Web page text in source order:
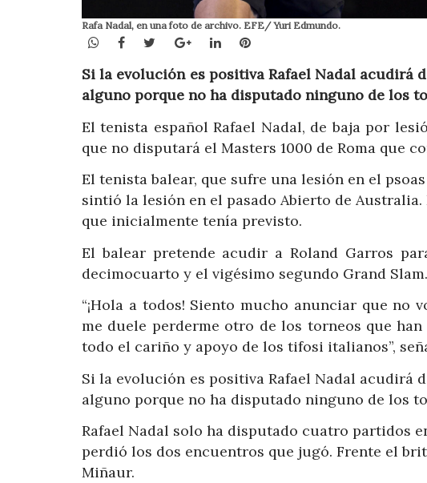
Rafa Nadal, en una foto de archivo. EFE/ Yuri Edmundo.
WhatsApp
Facebook
TwitterGoogle+LinkedInPinterest
Si la evolución es positiva Rafael Nadal acudirá
alguno porque no ha disputado ninguno de los
El tenista español Rafael Nadal, de baja por
que no disputará el Masters 1000 de Roma que
El tenista balear, que sufre una lesión en el
sintió la lesión en el pasado Abierto de
que inicialmente tenía previsto.
El balear pretende acudir a Roland Garros
decimocuarto y el vigésimo segundo Grand Slam.
“¡Hola a todos! Siento mucho anunciar que no
me duele perderme otro de los torneos que
todo el cariño y apoyo de los tifosi italianos”,
Si la evolución es positiva Rafael Nadal acudirá
alguno porque no ha disputado ninguno de los
Rafael Nadal solo ha disputado cuatro partidos
perdió los dos encuentros que jugó. Frente el
Miñaur.